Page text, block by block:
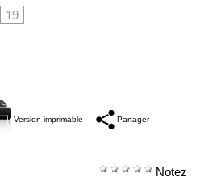
19
Version imprimable Partager
Notez